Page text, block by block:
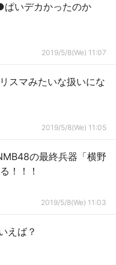
ぱいデカかったのか
2019/5/8(We) 11:07
スマみたいな扱いにな
2019/5/8(We) 11:05
の最終兵器「横野
！！！
2019/5/8(We) 11:03
えば？